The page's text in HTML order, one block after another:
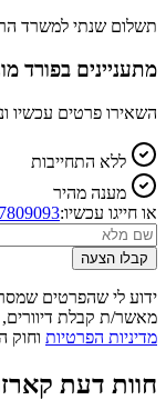
תשלום שנתי למשרד
מתעניינים בפורד
השאירו פרטים עכשיו
ללא התחייבות
מענה מהיר
או חייגו עכשיו:
קבלו הצעה
ידוע לי שהפרטים
מאשר/ת קבלת דיוורים,
מדיניות הפרטיות וחוק
חוות דעת